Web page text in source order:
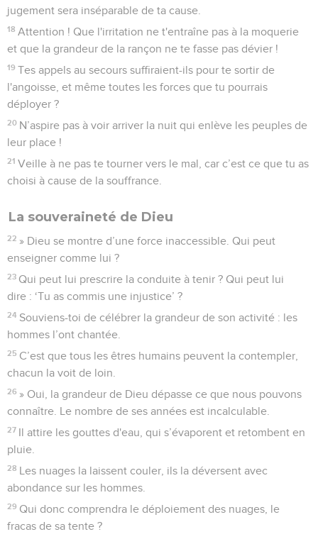
jugement sera inséparable de ta cause.
18 Attention ! Que l'irritation ne t'entraîne pas à la moquerie
et que la grandeur de la rançon ne te fasse pas dévier !
19 Tes appels au secours suffiraient-ils pour te sortir de
l'angoisse, et même toutes les forces que tu pourrais
déployer ?
20 N’aspire pas à voir arriver la nuit qui enlève les peuples de
leur place !
21 Veille à ne pas te tourner vers le mal, car c’est ce que tu as
choisi à cause de la souffrance.
La souveraineté de Dieu
22 » Dieu se montre d’une force inaccessible. Qui peut
enseigner comme lui ?
23 Qui peut lui prescrire la conduite à tenir ? Qui peut lui
dire : ‘Tu as commis une injustice’ ?
24 Souviens-toi de célébrer la grandeur de son activité : les
hommes l’ont chantée.
25 C’est que tous les êtres humains peuvent la contempler,
chacun la voit de loin.
26 » Oui, la grandeur de Dieu dépasse ce que nous pouvons
connaître. Le nombre de ses années est incalculable.
27 Il attire les gouttes d'eau, qui s’évaporent et retombent en
pluie.
28 Les nuages la laissent couler, ils la déversent avec
abondance sur les hommes.
29 Qui donc comprendra le déploiement des nuages, le
fracas de sa tente ?